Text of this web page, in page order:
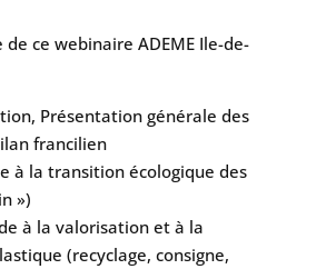
ce webinaire ADEME Ile-de-
Présentation générale des
francilien
à la transition écologique des
»)
à la valorisation et à la
(recyclage, consigne,